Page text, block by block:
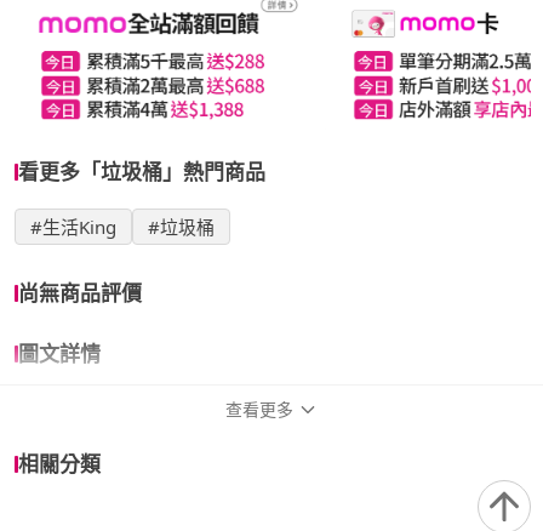
看更多「垃圾桶」熱門商品
#生活King #垃圾桶
尚無商品評價
圖文詳情
查看更多
相關分類